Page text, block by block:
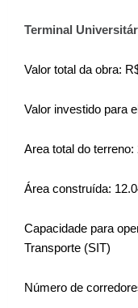
Terminal
Valor total da obra:
Valor investido para
Area total do terreno:
Área construída:
Capacidade para
Transporte (SIT)
Número de